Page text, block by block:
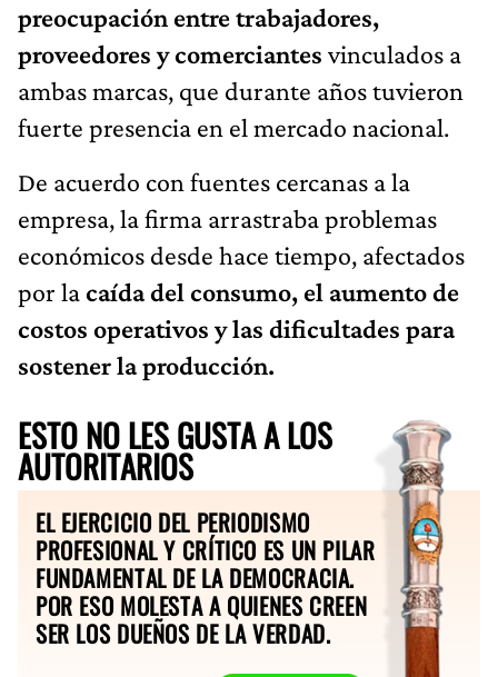
preocupación entre trabajadores,
proveedores y comerciantes vinculados a
ambas marcas, que durante años tuvieron
fuerte presencia en el mercado nacional.
De acuerdo con fuentes cercanas a la
empresa, la firma arrastraba problemas
económicos desde hace tiempo, afectados
por lacaída del consumo, el aumento de
costos operativos y las dificultades para
sostener la producción.
ESTO NO LES GUSTA A LOS
AUTORITARIOS
EL EJERCICIO DEL PERIODISMO
PROFESIONAL Y CRÍTICO ES UN PILAR
FUNDAMENTAL DE LA DEMOCRACIA.
POR ESO MOLESTA A QUIENES CREEN
SER LOS DUEÑOS DE LA VERDAD.